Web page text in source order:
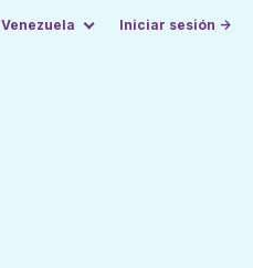
Venezuela Iniciar sesión →